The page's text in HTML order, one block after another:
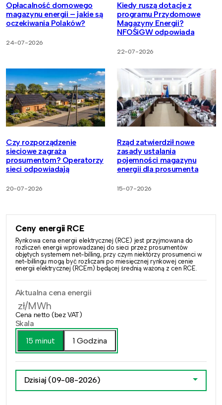
Opłacalność domowego
magazynu energii – jakie są
oczekiwania Polaków?
24-07-2026
Kiedy ruszą dotacje z
programu Przydomowe
Magazyny Energii?
NFOŚiGW odpowiada
22-07-2026
Czy rozporządzenie
sieciowe zagraża
prosumentom? Operatorzy
sieci odpowiadają
20-07-2026
Rząd zatwierdził nowe
zasady ustalania
pojemności magazynu
energii dla prosumenta
15-07-2026
Ceny energii RCE
Rynkowa cena energii elektrycznej (RCE) jest przyjmowana do
rozliczeń energii wprowadzanej do sieci przez prosumentów
objętych systemem net-billing, przy czym niektórzy prosumenci w
net-billingu mogą być rozliczani po miesięcznej rynkowej cenie
energii elektrycznej (RCEm) będącej średnią ważoną z cen RCE.
Aktualna cena energii
zł/MWh
Cena netto (bez VAT)
Skala
15 minut
1 Godzina
Dzisiaj (09-08-2026)